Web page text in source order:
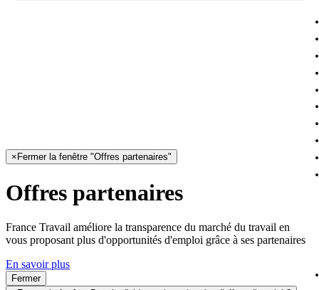
× Fermer la fenêtre "Offres partenaires"
Offres partenaires
France Travail améliore la transparence du marché du travail en
vous proposant plus d'opportunités d'emploi grâce à ses partenaires
En savoir plus
Fermer